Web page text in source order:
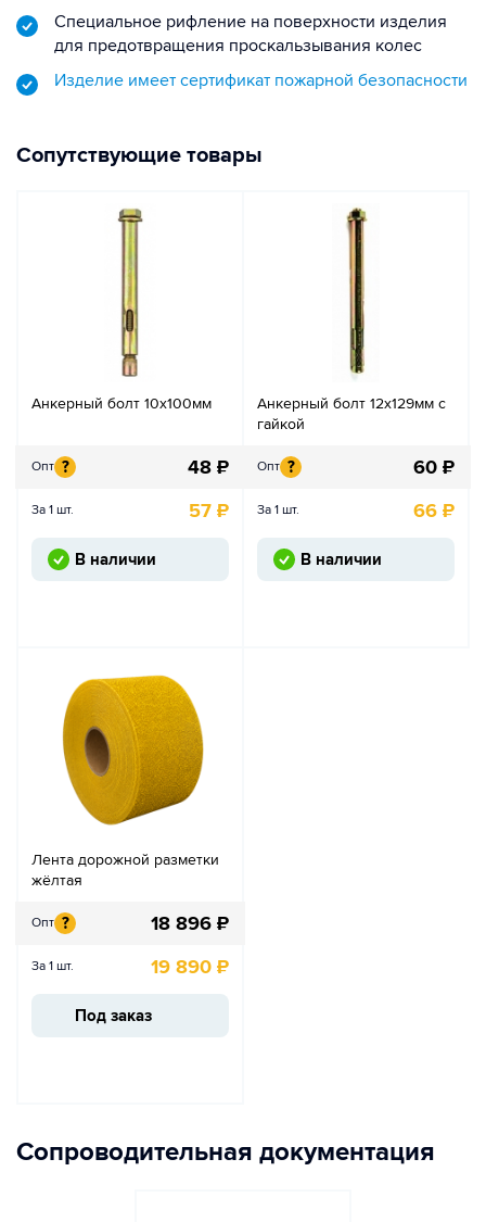
Специальное рифление на поверхности изделия
для предотвращения проскальзывания колес
Изделие имеет сертификат пожарной безопасности
Сопутствующие товары
Анкерный болт 10х100мм
Опт ? 48 ₽
За 1 шт. 57 ₽
В наличии
Анкерный болт 12х129мм с
гайкой
Опт ? 60 ₽
За 1 шт. 66 ₽
В наличии
Лента дорожной разметки
жёлтая
Опт ? 18 896 ₽
За 1 шт. 19 890 ₽
Под заказ
Сопроводительная документация